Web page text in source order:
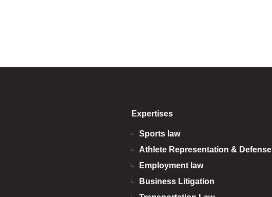
Expertises
Sports law
Athlete Representation & Defense
Employment law
Business Litigation